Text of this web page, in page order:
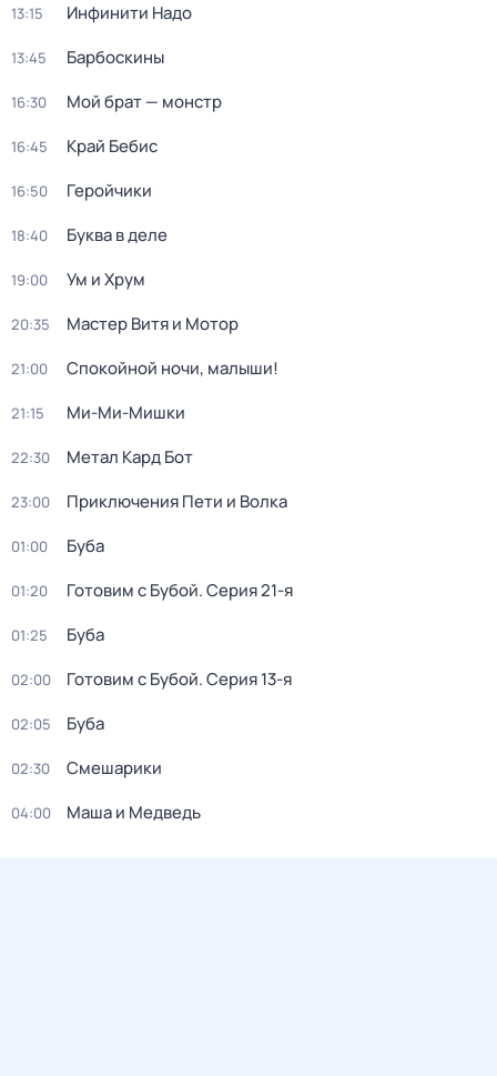
13:15 Инфинити Надо
13:45 Барбоскины
16:30 Мой брат — монстр
16:45 Край Бебис
16:50 Геройчики
18:40 Буква в деле
19:00 Ум и Хрум
20:35 Мастер Витя и Мотор
21:00 Спокойной ночи, малыши!
21:15 Ми-Ми-Мишки
22:30 Метал Кард Бот
23:00 Приключения Пети и Волка
01:00 Буба
01:20 Готовим с Бубой. Серия 21-я
01:25 Буба
02:00 Готовим с Бубой. Серия 13-я
02:05 Буба
02:30 Смешарики
04:00 Маша и Медведь